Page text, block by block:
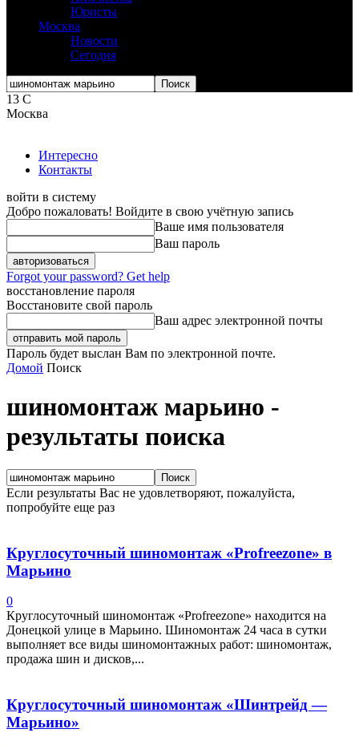
Юристы
Москва
Новости
Сегодня
13 C
Москва
Интересно
Контакты
войти в систему
Добро пожаловать! Войдите в свою учётную запись
Ваше имя пользователя
Ваш пароль
Forgot your password? Get help
восстановление пароля
Восстановите свой пароль
Ваш адрес электронной почты
Пароль будет выслан Вам по электронной почте.
Домой Поиск
шиномонтаж марьино -
результаты поиска
Если результаты Вас не удовлетворяют, пожалуйста,
попробуйте еще раз
Круглосуточный шиномонтаж «Profreezone» в
Марьино
0
Круглосуточный шиномонтаж «Profreezone» находится на
Донецкой улице в Марьино. Шиномонтаж 24 часа в сутки
выполняет все виды шиномонтажных работ: шиномонтаж,
продажа шин и дисков,...
Круглосуточный шиномонтаж «Шинтрейд —
Марьино»